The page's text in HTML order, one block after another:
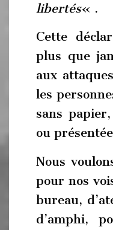
libertés« .
Cette
plus que
aux
les
sans
ou
Nous
pour nos
bureau,
d’amphi,